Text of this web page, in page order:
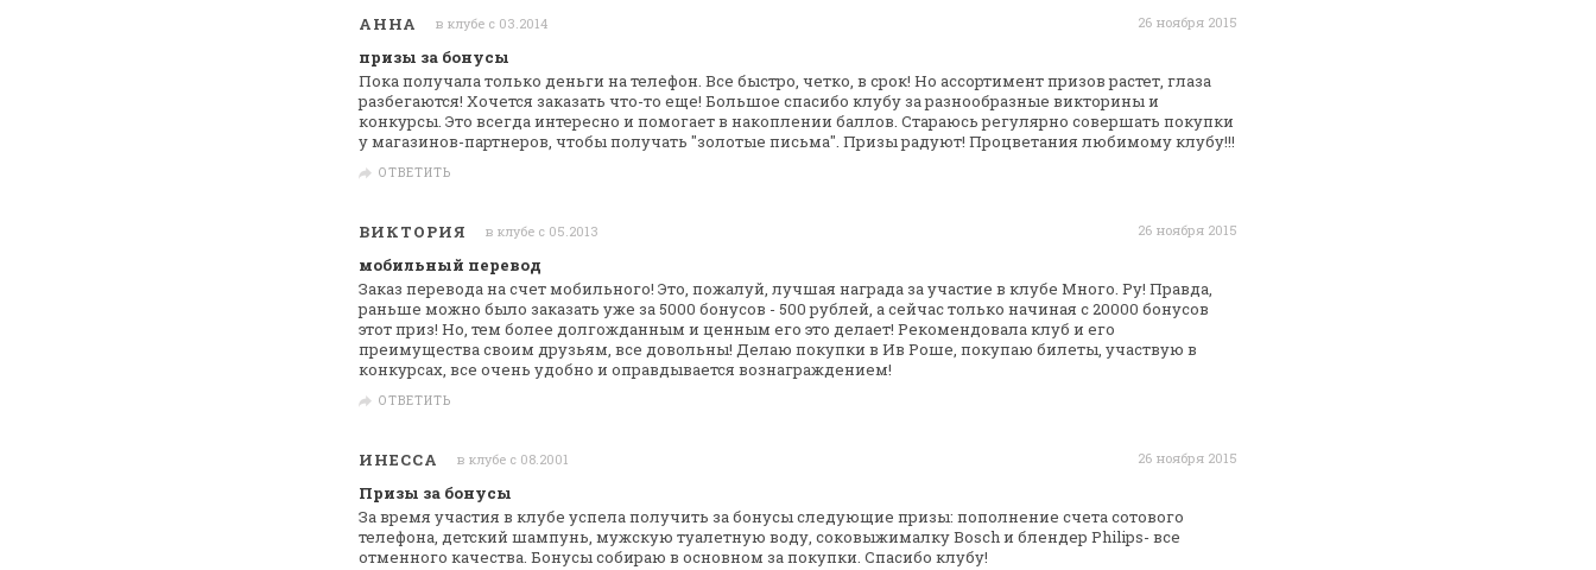
АННА в клубе с 03.2014 26 ноября 2015
призы за бонусы
Пока получала только деньги на телефон. Все быстро, четко, в срок! Но ассортимент призов растет, глаза
разбегаются! Хочется заказать что-то еще! Большое спасибо клубу заразнообразные викторины и
конкурсы. Это всегда интересно и помогает в накоплении баллов. Стараюсь регулярно совершать покупки
у магазинов-партнеров, чтобы получать "золотые письма". Призы радуют! Процветания любимому клубу!!!
ОТВЕТИТЬ
ВИКТОРИЯ в клубе с 05.2013 26 ноября 2015
мобильный перевод
Заказ перевода на счет мобильного! Это, пожалуй, лучшая награда за участие в клубе Много. Ру! Правда,
раньше можно было заказать уже за 5000 бонусов - 500рублей, а сейчас только начиная с 20000 бонусов
этот приз! Но, тем более долгожданным и ценным его это делает! Рекомендовала клуб и его
преимущества своим друзьям, все довольны! Делаю покупки в Ив Роше, покупаю билеты, участвую в
конкурсах, все очень удобно и оправдывается вознаграждением!
ОТВЕТИТЬ
ИНЕССА в клубе с 08.2001 26 ноября 2015
Призы за бонусы
За время участия в клубе успела получить за бонусы следующие призы: пополнение счета сотового
телефона, детский шампунь, мужскую туалетную воду, соковыжималку Bosch и блендер Philips- все
отменного качества. Бонусы собираю в основном за покупки. Спасибо клубу!